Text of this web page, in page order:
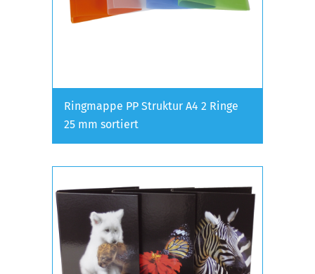
Ringmappe PP Struktur A4 2 Ringe
25 mm sortiert